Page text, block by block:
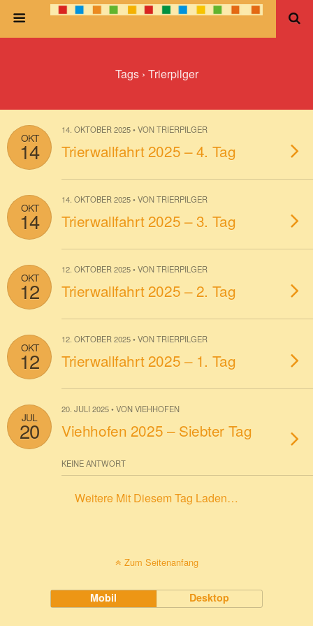
Tags › Trierpilger
OKT
14
14. OKTOBER 2025 • VON TRIERPILGER
Trierwallfahrt 2025 – 4. Tag
OKT
14
14. OKTOBER 2025 • VON TRIERPILGER
Trierwallfahrt 2025 – 3. Tag
OKT
12
12. OKTOBER 2025 • VON TRIERPILGER
Trierwallfahrt 2025 – 2. Tag
OKT
12
12. OKTOBER 2025 • VON TRIERPILGER
Trierwallfahrt 2025 – 1. Tag
JUL
20
20. JULI 2025 • VON VIEHHOFEN
Viehhofen 2025 – Siebter Tag
KEINE ANTWORT
Weitere Mit Diesem Tag Laden…
Zum Seitenanfang
Mobil Desktop